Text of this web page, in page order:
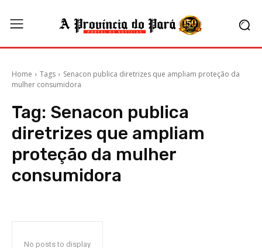
Home Tags
Senacon publica diretrizes que ampliam proteção da
mulher consumidora
Tag: Senacon publica
diretrizes que ampliam
proteção da mulher
consumidora
No posts to display